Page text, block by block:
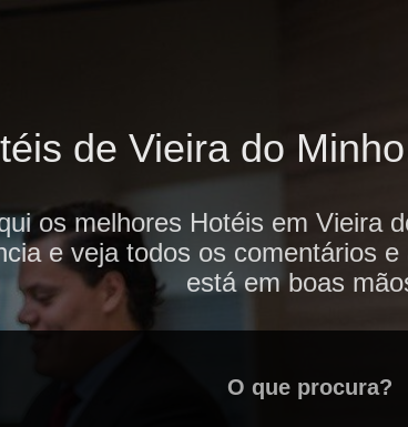
de Vieira do
os melhores Hotéis em Vieira
e veja todos os comentários
está em boas
O que procura?